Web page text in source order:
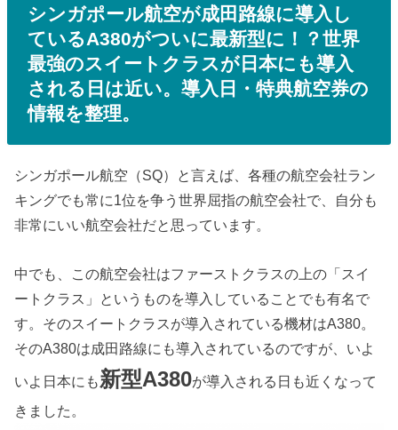
シンガポール航空が成田路線に導入し
ているA380がついに最新型に！？世界
最強のスイートクラスが日本にも導入
される日は近い。導入日・特典航空券の
情報を整理。
シンガポール航空（SQ）と言えば、各種の航空会社ラン
キングでも常に1位を争う世界屈指の航空会社で、自分も
非常にいい航空会社だと思っています。
中でも、この航空会社はファーストクラスの上の「スイ
ートクラス」というものを導入していることでも有名で
す。そのスイートクラスが導入されている機材はA380。
そのA380は成田路線にも導入されているのですが、いよ
いよ日本にも新型A380が導入される日も近くなって
きました。